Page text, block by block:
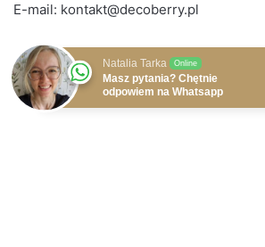
E-mail: kontakt@decoberry.pl
Natalia Tarka Online
Masz pytania? Chętnie
odpowiem na Whatsapp